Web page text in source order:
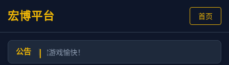
宏博平台 首页
公告 |
2.7，祝贵宾游戏愉快！